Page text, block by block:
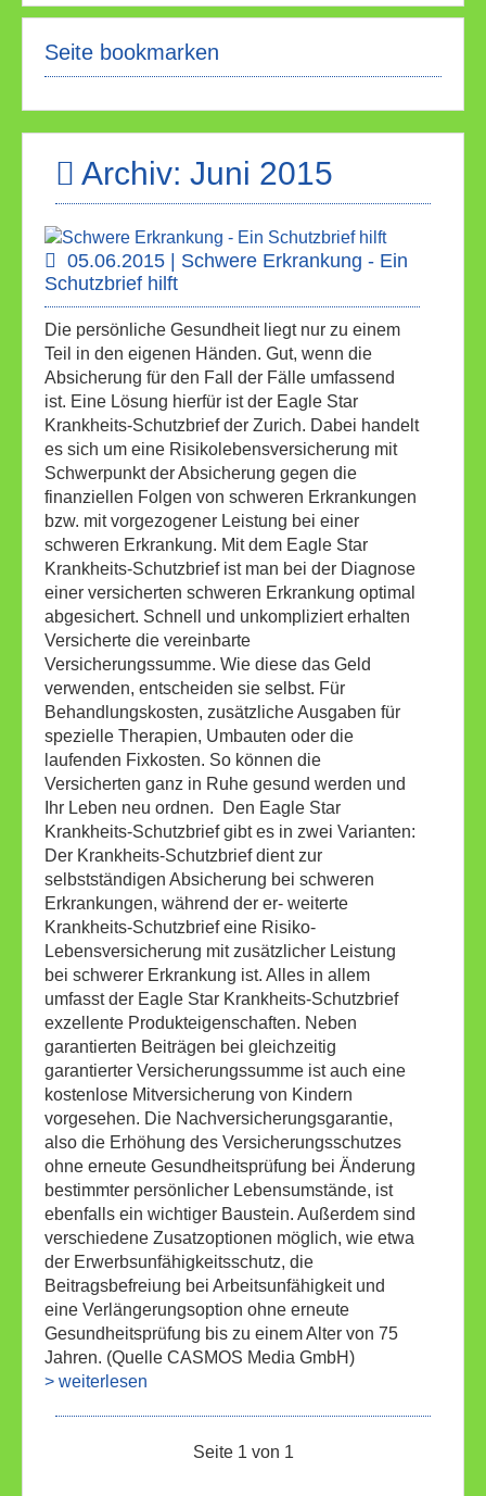
Seite bookmarken
Archiv: Juni 2015
05.06.2015 | Schwere Erkrankung - Ein
Schutzbrief hilft
Die persönliche Gesundheit liegt nur zu einem
Teil in den eigenen Händen. Gut, wenn die
Absicherung für den Fall der Fälle umfassend
ist. Eine Lösung hierfür ist der Eagle Star
Krankheits-Schutzbrief der Zurich. Dabei handelt
es sich um eine Risikolebensversicherung mit
Schwerpunkt der Absicherung gegen die
finanziellen Folgen von schweren Erkrankungen
bzw. mit vorgezogener Leistung bei einer
schweren Erkrankung. Mit dem Eagle Star
Krankheits-Schutzbrief ist man bei der Diagnose
einer versicherten schweren Erkrankung optimal
abgesichert. Schnell und unkompliziert erhalten
Versicherte die vereinbarte
Versicherungssumme. Wie diese das Geld
verwenden, entscheiden sie selbst. Für
Behandlungskosten, zusätzliche Ausgaben für
spezielle Therapien, Umbauten oder die
laufenden Fixkosten. So können die
Versicherten ganz in Ruhe gesund werden und
Ihr Leben neu ordnen. Den Eagle Star
Krankheits-Schutzbrief gibt es in zwei Varianten:
Der Krankheits-Schutzbrief dient zur
selbstständigen Absicherung bei schweren
Erkrankungen, während der er- weiterte
Krankheits-Schutzbrief eine Risiko-
Lebensversicherung mit zusätzlicher Leistung
bei schwerer Erkrankung ist. Alles in allem
umfasst der Eagle Star Krankheits-Schutzbrief
exzellente Produkteigenschaften. Neben
garantierten Beiträgen bei gleichzeitig
garantierter Versicherungssumme ist auch eine
kostenlose Mitversicherung von Kindern
vorgesehen. Die Nachversicherungsgarantie,
also die Erhöhung des Versicherungsschutzes
ohne erneute Gesundheitsprüfung bei Änderung
bestimmter persönlicher Lebensumstände, ist
ebenfalls ein wichtiger Baustein. Außerdem sind
verschiedene Zusatzoptionen möglich, wie etwa
der Erwerbsunfähigkeitsschutz, die
Beitragsbefreiung bei Arbeitsunfähigkeit und
eine Verlängerungsoption ohne erneute
Gesundheitsprüfung bis zu einem Alter von 75
Jahren. (Quelle CASMOS Media GmbH)
> weiterlesen
Seite 1 von 1